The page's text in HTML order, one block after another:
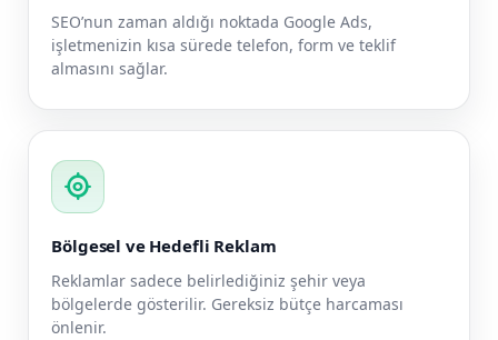
SEO’nun zaman aldığı noktada Google Ads,
işletmenizin kısa sürede telefon, form ve teklif
almasını sağlar.
my_location
Bölgesel ve Hedefli Reklam
Reklamlar sadece belirlediğiniz şehir veya
bölgelerde gösterilir. Gereksiz bütçe harcaması
önlenir.